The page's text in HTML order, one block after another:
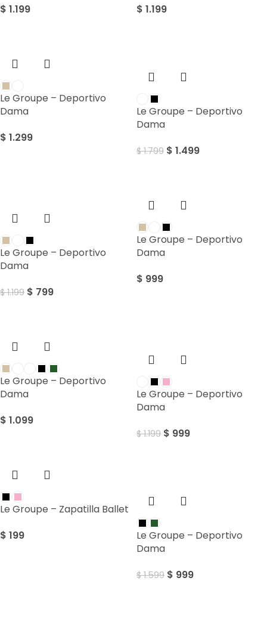
$ 1.199
$ 1.199
Le Groupe – Deportivo
Dama
$ 1.299
Le Groupe – Deportivo
Dama
$1.799 $ 1.499
Le Groupe – Deportivo
Dama
$1.199 $ 799
Le Groupe – Deportivo
Dama
$ 999
Le Groupe – Deportivo
Dama
$ 1.099
Le Groupe – Deportivo
Dama
$1.199 $ 999
Le Groupe – Zapatilla Ballet
$ 199
Le Groupe – Deportivo
Dama
$1.599 $ 999